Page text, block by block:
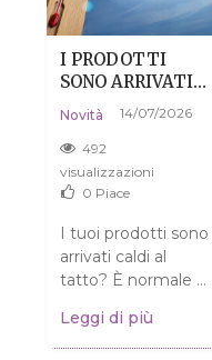
I PRODOTTI
SONO ARRIVATI
CALDI? NIENTE
PAURA, È DEL
TUTTO
NORMALE.
Novità 14/07/2026
492
visualizzazioni
0 Piace
I tuoi prodotti sono
arrivati caldi al
tatto? È normale e
siano rovinati!
Scopri cosa fare.
Leggi di più